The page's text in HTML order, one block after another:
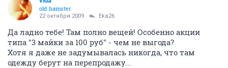
old hamster
22 октября 2009 Eka26
Да ладно тебе! Там полно вещей! Особенно акции
типа "3 майки за 100 руб" - чем не выгода?
Хотя я даже не задумывалась никогда, что там
одежду берут на перепродажу...